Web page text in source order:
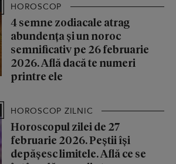
HOROSCOP
4 semne zodiacale atrag
abundența și un noroc
semnificativ pe 26 februarie
2026. Află dacă te numeri
printre ele
HOROSCOP ZILNIC
Horoscopul zilei de 27
februarie 2026. Peștii își
depășesc limitele. Află ce se